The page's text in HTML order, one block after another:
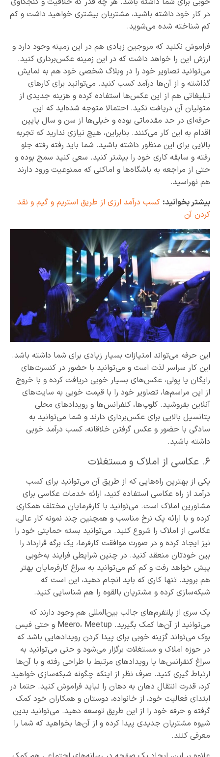
در کار خود داشته باشید، مشتریان بیشتری خواهید داشت و کم
کم شناخته شده می‌شوید.
فراموش نکنید که مروجین زیادی هم در این زمینه وجود دارد و
ارزش این را خواهد داشت که در این زمینه عکس‌برداری کنید.
می‌توانید تصاویر خود را در وبلاگ شخصی خود هم به نمایش
گذاشته و از آن‌ها درآمد کسب کنید. می‌توانید برای کارهای
تبلیغاتی هم از این عکس‌ها استفاده کرده و هزینه جدیدی از
متولیان آن دریافت نکید. احتمالا متوجه شده‌اید که این
حرفه‌ای در حد مقدماتی بوده و خیلی‌ها از سن و سال پایین
اقدام به این کار می‌کنند. بنابراین، هیچ نیازی ندارید که تجربه
بالایی برای این منظور داشته باشید. شما باید رفته رفته جلو
رفته و سابقه کاری خود را بیشتر کنید. سعی کنید سمج بوده و
حتی از مراجعه به باشگاه‌ها و اماکنی که ممنوعیت ورود دارند
هم نهراسید.
بیشتر بخوانید: کسب درآمد ارزی از طریق استریم و گیم و نقد
کردن آن
این حرفه می‌تواند امتیازات بسیار زیادی برای شما داشته باشد.
این کار سراسر لذت است و می‌توانید با حضور در کنسرت‌های
رایگان یا پولی، عکس‌های بسیار خوبی دریافت کرده و با خروج
از این مراسم‌ها، تصاویر خود را با قیمت خوبی به سایت‌های
آنلاین بفروشید. کلوپ‌ها، کنفرانس‌ها و رویدادهای محلی
پتانسیل بالایی برای عکس‌برداری دارند و شما می‌توانید به
سادگی با حضور و عکس گرفتن خلاقانه، کسب درآمد خوبی
داشته باشید.
۶. عکاسی از املاک و مستغلات
یکی از بهترین راه‌هایی که از طریق آن می‌توانید برای کسب
درآمد از راه عکاسی استفاده کنید، ارائه خدمات عکاسی برای
مشاورین املاک است. می‌توانید با کارفرمایان مختلف همکاری
کرده و با ارائه یک نرخ مناسب و همچنین چند نمونه کار عالی،
عکاسی از املاک را شروع کنید. می‌توانید بسته حمایتی خود را
نیز ایجاد کرده و در صورت موافقت کارفرما، یک برگه قرارداد را
بین خودتان منعقد کنید. در چنین شرایطی فرایند به‌خوبی
پیش خواهد رفت و کم کم می‌توانید به سراغ کارفرمایان بهتر
هم بروید. تنها کاری که باید انجام دهید، این است که
شبکه‌سازی کرده و مشتریان بالقوه را هم شناسایی کنید.
یک سری از پلتفرم‌های جالب بین‌المللی هم وجود دارند که
می‌توانید از آن‌ها کمک بگیرید. Meero، Meetup و حتی فیس
بوک می‌تواند گزینه خوبی برای پیدا کردن رویدادهایی باشد که
در حوزه املاک و مستغلات برگزار می‌شود و حتی می‌توانید به
سراغ کنفرانس‌ها یا رویدادهای مرتبط با طراحی رفته و با آن‌ها
ارتباط گیری کنید. صرف نظر از اینکه چگونه شبکه‌سازی خواهید
کرد، قدرت انتقال دهان به دهان را نباید فراموش کنید. حتما در
ابتدای فعالیت خود، از خانواده، دوستان و همکاران خود کمک
گرفته و حرفه خود را از این طریق توسعه دهید. می‌توانید بدین
شیوه مشتریان جدیدی پیدا کرده و از آن‌ها بخواهید که شما را
معرفی کنند.